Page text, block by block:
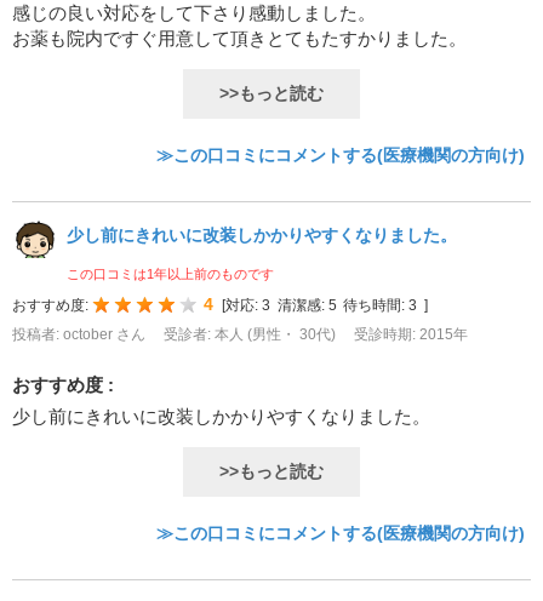
感じの良い対応をして下さり感動しました。
お薬も院内ですぐ用意して頂きとてもたすかりました。
>>もっと読む
≫この口コミにコメントする(医療機関の方向け)
少し前にきれいに改装しかかりやすくなりました。
この口コミは1年以上前のものです
おすすめ度: 4 対応: 3 清潔感: 5 待ち時間: 3
投稿者: october さん
受診者: 本人 (男性・ 30代) 受診時期: 2015年
おすすめ度 :
少し前にきれいに改装しかかりやすくなりました。
>>もっと読む
≫この口コミにコメントする(医療機関の方向け)